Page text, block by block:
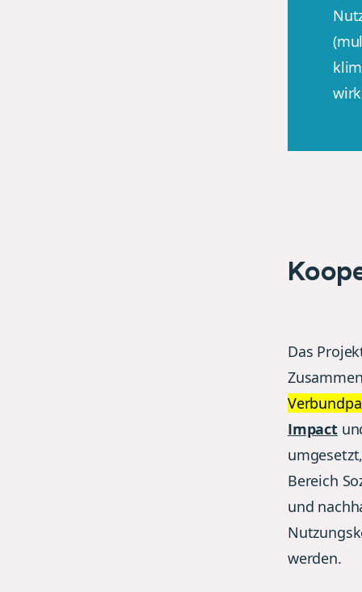
Das
Impact
Bereich
und
werden.